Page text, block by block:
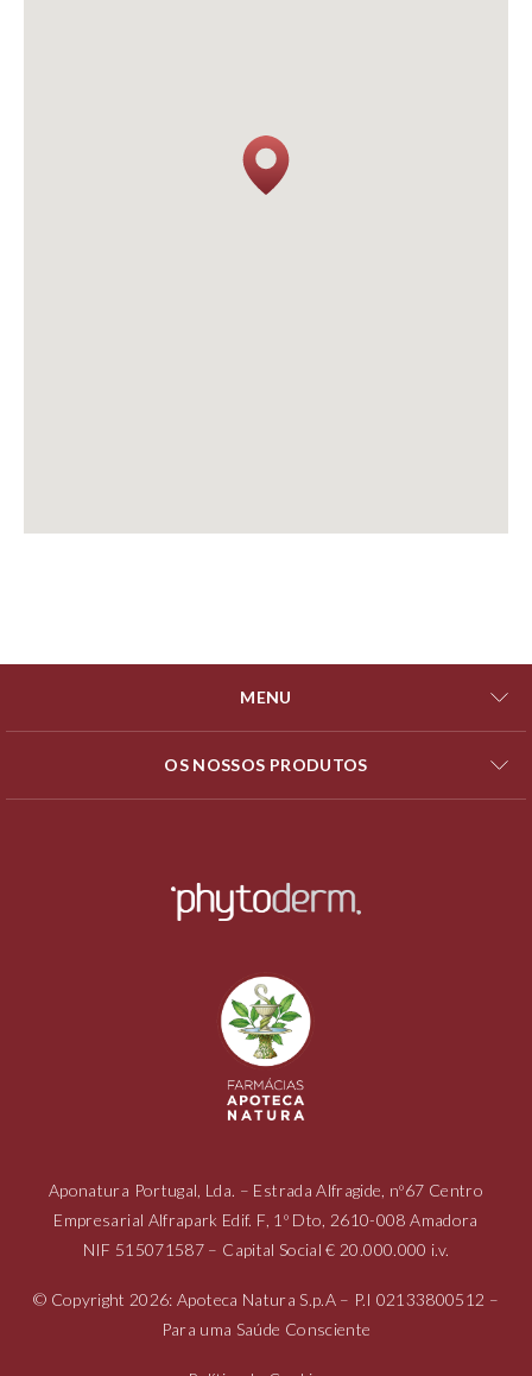
MENU
OS NOSSOS PRODUTOS
Aponatura Portugal, Lda. – Estrada Alfragide, nº67 Centro
Empresarial Alfrapark Edif. F, 1º Dto, 2610-008 Amadora
NIF 515071587 – Capital Social € 20.000.000 i.v.
© Copyright 2026: Apoteca Natura S.p.A – P.I 02133800512 –
Para uma Saúde Consciente